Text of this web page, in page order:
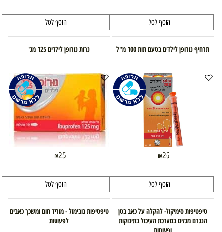
הוסף לסל הוסף לסל
תרחיף נורופן לילדים בטעם תות 100 מ"ל
₪26
הוסף לסל
נרות נורופן לילדים 125 מג'
₪25
הוסף לסל
טיפטיפות סימיקול- להקלה על כאב בטן
הנגרם מגזים במערכת העיכול בתינוקות
ופעוטות
טיפטיפות נובימול - מוריד חום ומשכך כאבים
לפעוטות